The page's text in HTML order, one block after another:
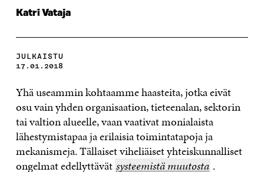
Katri Vataja
JULKAISTU
17.01.2018
Yhä useammin kohtaamme haasteita, jotka eivät
osu vain yhden organisaation, tieteenalan, sektorin
tai valtion alueelle, vaan vaativat monialaista
lähestymistapaa ja erilaisia toimintatapoja ja
mekanismeja. Tällaiset viheliäiset yhteiskunnalliset
ongelmat edellyttävät systeemistä
systeemistä muutosta .